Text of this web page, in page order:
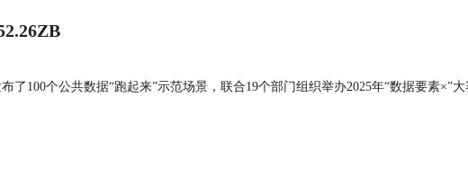
了100个公共数据“跑起来”示范场景，联合19个部门组织举办2025年“数据要素×”大